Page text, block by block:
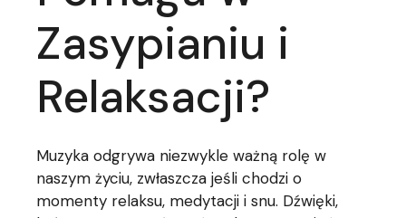
Zasypianiu i
Relaksacji?
Muzyka odgrywa niezwykle ważną rolę w
naszym życiu, zwłaszcza jeśli chodzi o
momenty relaksu, medytacji i snu. Dźwięki,